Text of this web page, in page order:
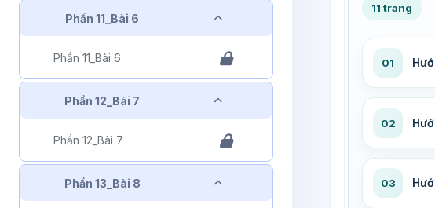
Phần 11_Bài 6 Rút gọn
Phần 11_Bài 6
Phần 12_Bài 7 Rút gọn
Phần 12_Bài 7
Phần 13_Bài 8 Rút gọn
11 trang
01
02
03